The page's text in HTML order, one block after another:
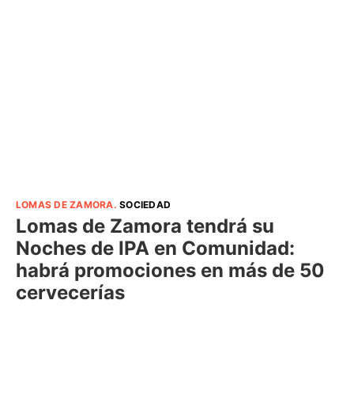
LOMAS DE ZAMORA.SOCIEDAD
Lomas de Zamora tendrá su
Noches de IPA en Comunidad:
habrá promociones en más de 50
cervecerías